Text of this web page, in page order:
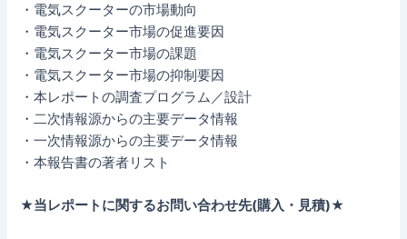
・電気スクーターの市場動向
・電気スクーター市場の促進要因
・電気スクーター市場の課題
・電気スクーター市場の抑制要因
・本レポートの調査プログラム／設計
・二次情報源からの主要データ情報
・一次情報源からの主要データ情報
・本報告書の著者リスト
★当レポートに関するお問い合わせ先(購入・見積)★